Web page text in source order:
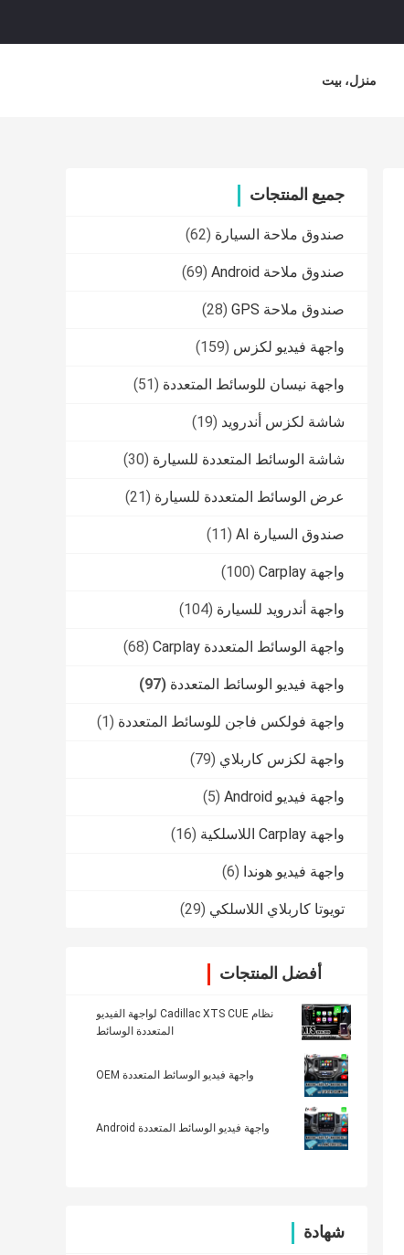
منزل، بيت
جميع المنتجات
صندوق ملاحة السيارة (62)
صندوق ملاحة Android (69)
صندوق ملاحة GPS (28)
واجهة فيديو لكزس (159)
واجهة نيسان للوسائط المتعددة (51)
شاشة لكزس أندرويد (19)
شاشة الوسائط المتعددة للسيارة (30)
عرض الوسائط المتعددة للسيارة (21)
صندوق السيارة AI (11)
واجهة Carplay (100)
واجهة أندرويد للسيارة (104)
واجهة الوسائط المتعددة Carplay (68)
واجهة فيديو الوسائط المتعددة (97)
واجهة فولكس فاجن للوسائط المتعددة (1)
واجهة لكزس كاربلاي (79)
واجهة فيديو Android (5)
واجهة Carplay اللاسلكية (16)
واجهة فيديو هوندا (6)
تويوتا كاربلاي اللاسلكي (29)
أفضل المنتجات
نظام Cadillac XTS CUE لواجهة الفيديو
المتعددة الوسائط
واجهة فيديو الوسائط المتعددة OEM
واجهة فيديو الوسائط المتعددة Android
شهادة